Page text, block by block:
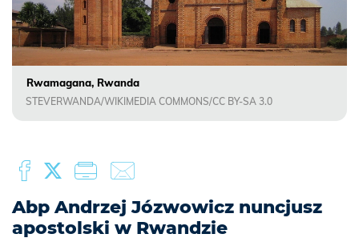
Rwamagana, Rwanda
STEVERWANDA/WIKIMEDIA COMMONS/CC BY-SA 3.0
Abp Andrzej Józwowicz nuncjusz
apostolski w Rwandzie